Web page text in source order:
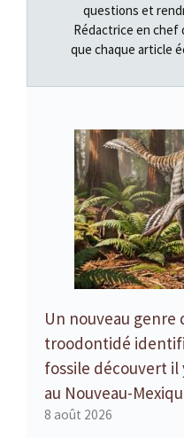
questions et
Rédactrice en chef
que chaque article
Un nouveau genre
troodontidé
fossile découvert il
au Nouveau-
8 août 2026